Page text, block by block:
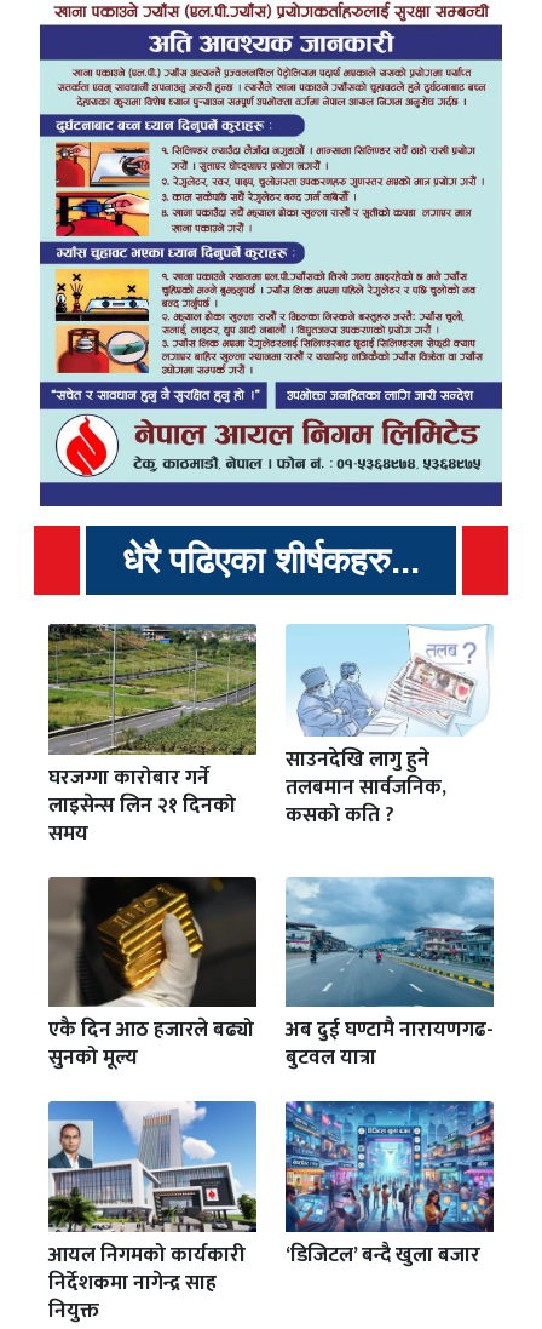
धेरै पढिएका शीर्षकहरु...
घरजग्गा कारोबार गर्ने
लाइसेन्स लिन २१ दिनको
समय
साउनदेखि लागु हुने
तलबमान सार्वजनिक,
कसको कति ?
एकै दिन आठ हजारले बढ्यो
सुनको मूल्य
अब दुई घण्टामै नारायणगढ-
बुटवल यात्रा
आयल निगमको कार्यकारी
निर्देशकमा नागेन्द्र साह
नियुक्त
‘डिजिटल’ बन्दै खुला बजार